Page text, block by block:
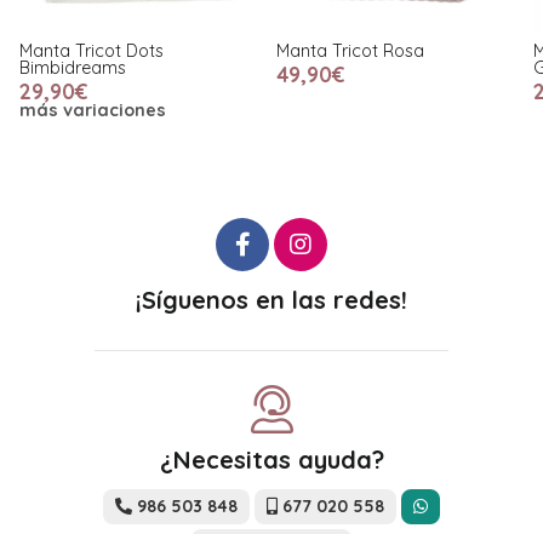
Manta Tricot Rosa
49,90€
Muselina Little Bloom Vichy
Gris
¡Síguenos en las redes!
¿Necesitas ayuda?
986 503 848
677 020 558